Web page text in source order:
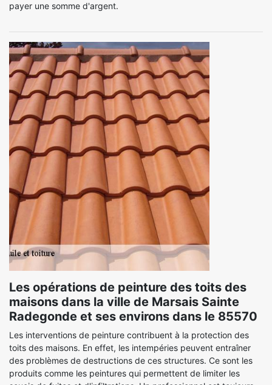
payer une somme d'argent.
Les opérations de peinture des toits des
maisons dans la ville de Marsais Sainte
Radegonde et ses environs dans le 85570
Les interventions de peinture contribuent à la protection des
toits des maisons. En effet, les intempéries peuvent entraîner
des problèmes de destructions de ces structures. Ce sont les
produits comme les peintures qui permettent de limiter les